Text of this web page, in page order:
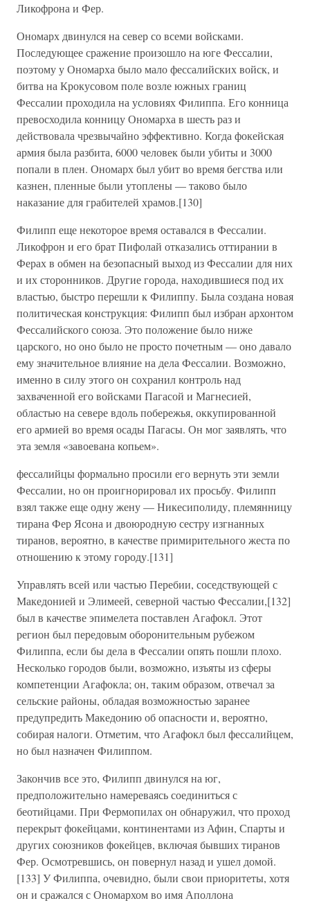
Ликофрона и Фер.
Ономарх двинулся на север со всеми войсками.
Последующее сражение произошло на юге Фессалии,
поэтому у Ономарха было мало фессалийских войск, и
битва на Крокусовом поле возле южных границ
Фессалии проходила на условиях Филиппа. Его конница
превосходила конницу Ономарха в шесть раз и
действовала чрезвычайно эффективно. Когда фокейская
армия была разбита, 6000 человек были убиты и 3000
попали в плен. Ономарх был убит во время бегства или
казнен, пленные были утоплены — таково было
наказание для грабителей храмов.[130]
Филипп еще некоторое время оставался в Фессалии.
Ликофрон и его брат Пифолай отказались оттирании в
Ферах в обмен на безопасный выход из Фессалии для них
и их сторонников. Другие города, находившиеся под их
властью, быстро перешли к Филиппу. Была создана новая
политическая конструкция: Филипп был избран архонтом
Фессалийского союза. Это положение было ниже
царского, но оно было не просто почетным — оно давало
ему значительное влияние на дела Фессалии. Возможно,
именно в силу этого он сохранил контроль над
захваченной его войсками Пагасой и Магнесией,
областью на севере вдоль побережья, оккупированной
его армией во время осады Пагасы. Он мог заявлять, что
эта земля «завоевана копьем».
фессалийцы формально просили его вернуть эти земли
Фессалии, но он проигнорировал их просьбу. Филипп
взял также еще одну жену — Никесиполиду, племянницу
тирана Фер Ясона и двоюродную сестру изгнанных
тиранов, вероятно, в качестве примирительного жеста по
отношению к этому городу.[131]
Управлять всей или частью Перебии, соседствующей с
Македонией и Элимеей, северной частью Фессалии,[132]
был в качестве эпимелета поставлен Агафокл. Этот
регион был передовым оборонительным рубежом
Филиппа, если бы дела в Фессалии опять пошли плохо.
Несколько городов были, возможно, изъяты из сферы
компетенции Агафокла; он, таким образом, отвечал за
сельские районы, обладая возможностью заранее
предупредить Македонию об опасности и, вероятно,
собирая налоги. Отметим, что Агафокл был фессалийцем,
но был назначен Филиппом.
Закончив все это, Филипп двинулся на юг,
предположительно намереваясь соединиться с
беотийцами. При Фермопилах он обнаружил, что проход
перекрыт фокейцами, континентами из Афин, Спарты и
других союзников фокейцев, включая бывших тиранов
Фер. Осмотревшись, он повернул назад и ушел домой.
[133] У Филиппа, очевидно, были свои приоритеты, хотя
он и сражался с Ономархом во имя Аполлона